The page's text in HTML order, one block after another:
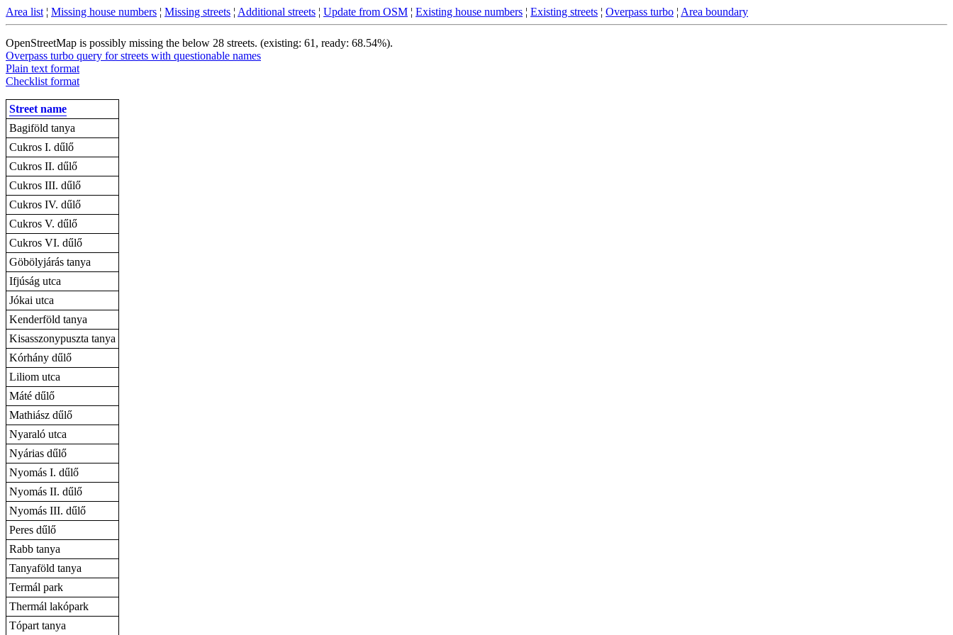
Area list ¦ Missing house numbers ¦ Missing streets ¦ Additional streets ¦ Update from OSM ¦ Existing house numbers ¦ Existing streets ¦ Overpass turbo ¦ Area boundary
OpenStreetMap is possibly missing the below 28 streets. (existing: 61, ready: 68.54%).
Overpass turbo query for streets with questionable names
Plain text format
Checklist format
Street name
Bagiföld tanya
Cukros I. dűlő
Cukros II. dűlő
Cukros III. dűlő
Cukros IV. dűlő
Cukros V. dűlő
Cukros VI. dűlő
Göbölyjárás tanya
Ifjúság utca
Jókai utca
Kenderföld tanya
Kisasszonypuszta tanya
Kórhány dűlő
Liliom utca
Máté dűlő
Mathiász dűlő
Nyaraló utca
Nyárias dűlő
Nyomás I. dűlő
Nyomás II. dűlő
Nyomás III. dűlő
Peres dűlő
Rabb tanya
Tanyaföld tanya
Termál park
Thermál lakópark
Tópart tanya